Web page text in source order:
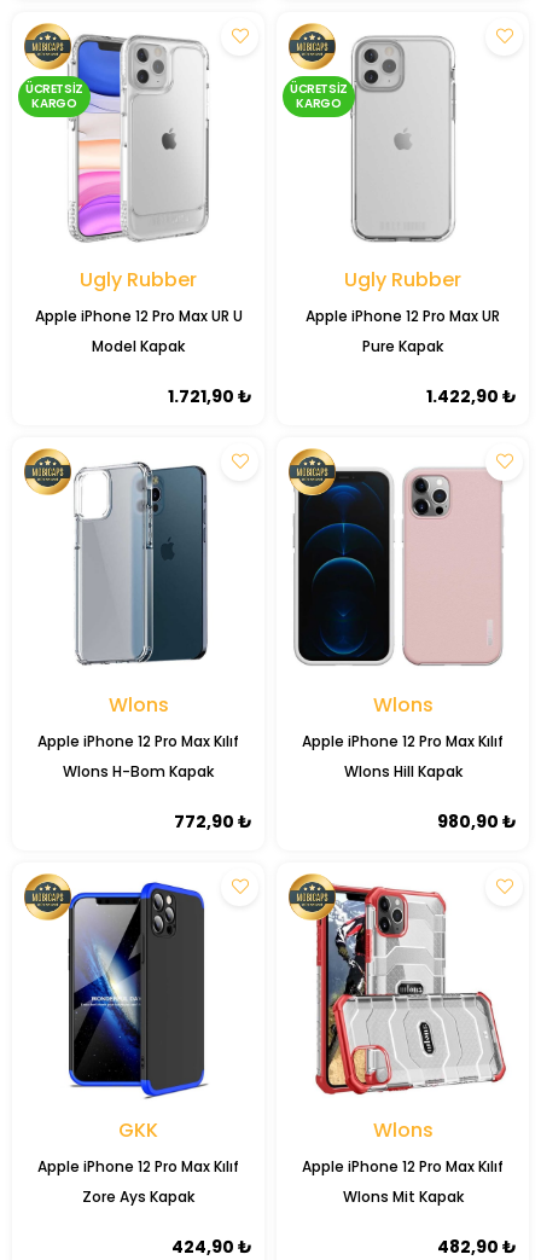
Ugly Rubber
Apple iPhone 12 Pro Max UR U
Model Kapak
ÜCRETSIZ
KARGO
1.721,90 ₺
Ugly Rubber
Apple iPhone 12 Pro Max UR
Pure Kapak
ÜCRETSIZ
KARGO
1.422,90 ₺
Wlons
Apple iPhone 12 Pro Max Kılıf
Wlons H-Bom Kapak
772,90 ₺
Wlons
Apple iPhone 12 Pro Max Kılıf
Wlons Hill Kapak
980,90 ₺
GKK
Apple iPhone 12 Pro Max Kılıf
Zore Ays Kapak
424,90 ₺
Wlons
Apple iPhone 12 Pro Max Kılıf
Wlons Mit Kapak
482,90 ₺